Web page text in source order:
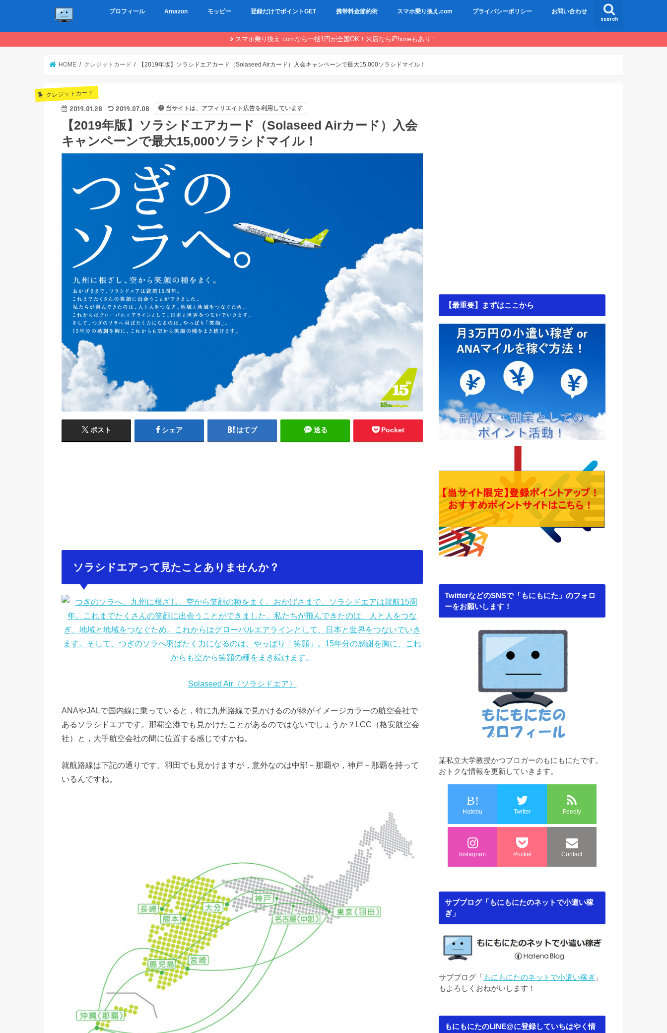
search
プロフィール Amazon モッピー 登録だけでポイントGET 携帯料金節約術 スマホ乗り換え.com プライバシーポリシー お問い合わせ
スマホ乗り換え.comなら一括1円が全国OK！来店ならiPhoneもあり！
HOME クレジットカード 【2019年版】ソラシドエアカード（Solaseed Airカード）入会キャンペーンで最大15,000ソラシドマイル！
クレジットカード
2019.01.28 2019.07.08 当サイトは、アフィリエイト広告を利用しています
【2019年版】ソラシドエアカード（Solaseed Airカード）入会
キャンペーンで最大15,000ソラシドマイル！
ポスト シェア はてブ 送る Pocket
ソラシドエアって見たことありませんか？
Solaseed Air（ソラシドエア）
ANAやJALで国内線に乗っていると，特に九州路線で見かけるのが緑がイメージカラーの航空会社で
あるソラシドエアです。那覇空港でも見かけたことがあるのではないでしょうか？LCC（格安航空会
社）と，大手航空会社の間に位置する感じですかね。
就航路線は下記の通りです。羽田でも見かけますが，意外なのは中部－那覇や，神戸－那覇を持って
いるんですね。
【最重要】まずはここから
TwitterなどのSNSで「もにもにた」のフォロ
ーをお願いします！
某私立大学教授かつブロガーのもにもにたです。
おトクな情報を更新していきます。
B!
Hatebu Twitter Feedly
Instagram Pocket Contact
サブブログ「もにもにたのネットで小遣い稼
ぎ」
サブブログ「もにもにたのネットで小遣い稼ぎ 」
もよろしくおねがいします！
もにもにたのLINE@に登録していちはやく情